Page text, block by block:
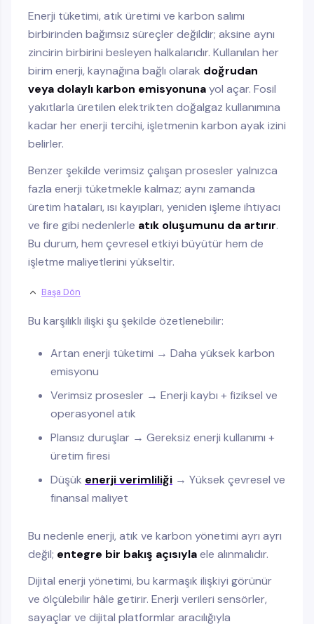
Enerji tüketimi, atık üretimi ve karbon salımı
birbirinden bağımsız süreçler değildir; aksine aynı
zincirin birbirini besleyen halkalarıdır. Kullanılan her
birim enerji, kaynağına bağlı olarak doğrudan
veya dolaylı karbon emisyonunayol açar. Fosil
yakıtlarla üretilen elektrikten doğalgaz kullanımına
kadar her enerji tercihi, işletmenin karbon ayak izini
belirler.
Benzer şekilde verimsiz çalışan prosesler yalnızca
fazla enerji tüketmekle kalmaz; aynı zamanda
üretim hataları, ısı kayıpları, yeniden işleme ihtiyacı
ve fire gibi nedenlerle atık oluşumunu da artırır.
Bu durum, hem çevresel etkiyi büyütür hem de
işletme maliyetlerini yükseltir.
Başa Dön
Bu karşılıklı ilişki şu şekilde özetlenebilir:
Artan enerji tüketimi → Daha yüksek karbon
emisyonu
Verimsiz prosesler → Enerji kaybı + fiziksel ve
operasyonel atık
Plansız duruşlar → Gereksiz enerji kullanımı +
üretim firesi
Düşük enerji verimliliği → Yüksek çevresel ve
finansal maliyet
Bu nedenle enerji, atık ve karbon yönetimi ayrı ayrı
değil; entegre bir bakış açısıylaele alınmalıdır.
Dijital enerji yönetimi, bu karmaşık ilişkiyi görünür
ve ölçülebilir hâle getirir. Enerji verileri sensörler,
sayaçlar ve dijital platformlar aracılığıyla